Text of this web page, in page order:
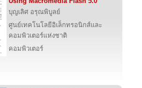
บุญเลิศ อรุณพิบูลย์
ศูนย์เทคโนโลยีอิเล็กทรอนิกส์และ
คอมพิวเตอร์แห่งชาติ
คอมพิวเตอร์